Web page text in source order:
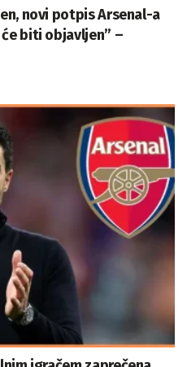
novi potpis Arsenal-a
će biti objavljen” –